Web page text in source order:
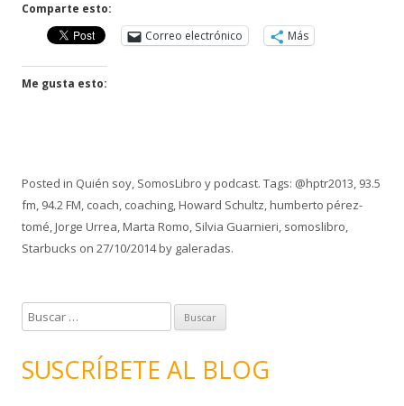
Comparte esto:
Correo electrónico
Más
Me gusta esto:
Posted in Quién soy, SomosLibro y podcast. Tags: @hptr2013, 93.5
fm, 94.2 FM, coach, coaching,Howard Schultz,humberto pérez-
tomé,Jorge Urrea,Marta Romo, Silvia Guarnieri, somoslibro,
Starbucks on 27/10/2014by galeradas.
u
cSUSCRÍBETE AL BLOG